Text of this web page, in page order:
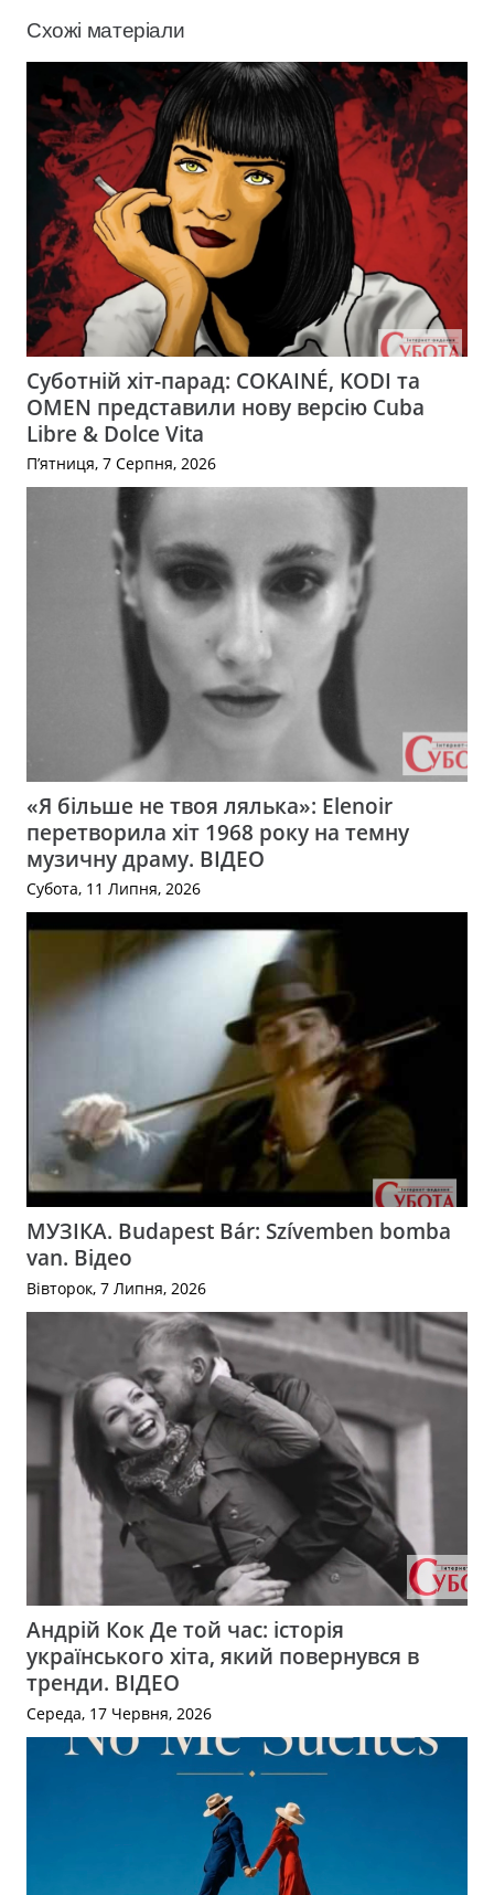
Схожі матеріали
Суботній хіт-парад: COKAINÉ, KODI та
OMEN представили нову версію Cuba
Libre & Dolce Vita
П’ятниця, 7 Серпня, 2026
«Я більше не твоя лялька»: Elenoir
перетворила хіт 1968 року на темну
музичну драму. ВІДЕО
Субота, 11 Липня, 2026
МУЗІКА. Budapest Bár: Szívemben bomba
van. Відео
Вівторок, 7 Липня, 2026
Андрій Кок Де той час: історія
українського хіта, який повернувся в
тренди. ВІДЕО
Середа, 17 Червня, 2026